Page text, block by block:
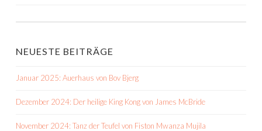
NEUESTE BEITRÄGE
Januar 2025: Auerhaus von Bov Bjerg
Dezember 2024: Der heilige King Kong von James McBride
November 2024: Tanz der Teufel von Fiston Mwanza Mujila